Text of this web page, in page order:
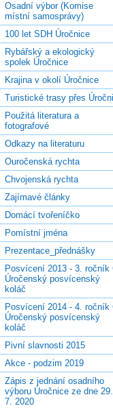
Osadní výbor (Komise
místní samosprávy)
100 let SDH Úročnice
Rybářský a ekologický
spolek Úročnice
Krajina v okolí Úročnice
Turistické trasy přes
Použitá literatura a
fotografové
Odkazy na literaturu
Ouročenská rychta
Chvojenská rychta
Zajímavé články
Domácí tvořeníčko
Pomístní jména
Prezentace_přednášky
Posvícení 2013 - 3. ročník
Úročenský posvícenský
koláč
Posvícení 2014 - 4. ročník
Úročenský posvícenský
koláč
Pivní slavnosti 2015
Akce - podzim 2019
Zápis z jednání osadního
výboru Úročnice ze dne 29.
7. 2020